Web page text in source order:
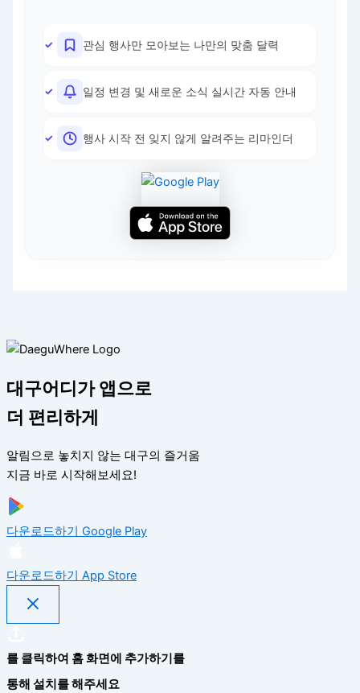
관심 행사만 모아보는 나만의 맞춤 달력
일정 변경 및 새로운 소식 실시간 자동 안내
행사 시작 전 잊지 않게 알려주는 리마인더
대구어디가 앱으로
더 편리하게
알림으로 놓치지 않는 대구의 즐거움
지금 바로 시작해보세요!
다운로드하기 Google Play
다운로드하기 App Store
를 클릭하여 홈 화면에 추가하기를
통해 설치를 해주세요